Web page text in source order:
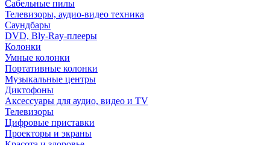
Сабельные пилы
Телевизоры, аудио-видео техника
Саундбары
DVD, Bly-Ray-плееры
Колонки
Умные колонки
Портативные колонки
Музыкальные центры
Диктофоны
Аксессуары для аудио, видео и TV
Телевизоры
Цифровые приставки
Проекторы и экраны